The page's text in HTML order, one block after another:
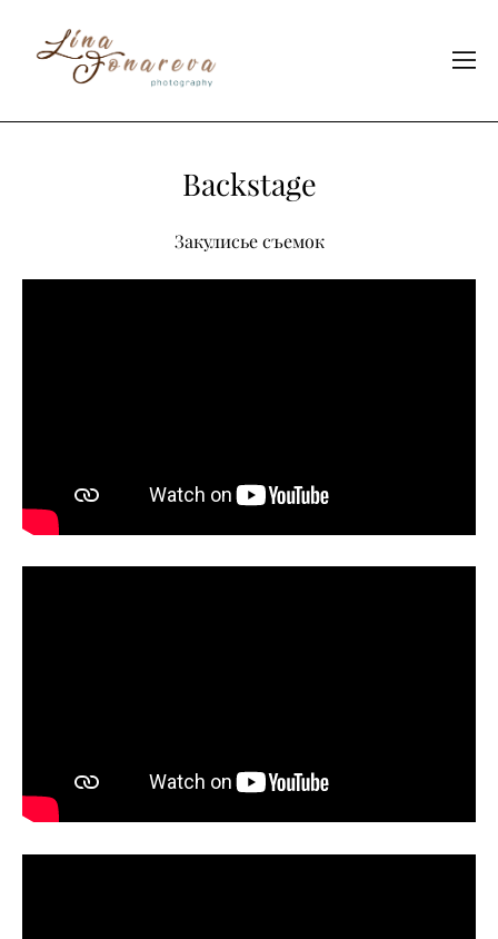
Backstage
Закулисье съемок